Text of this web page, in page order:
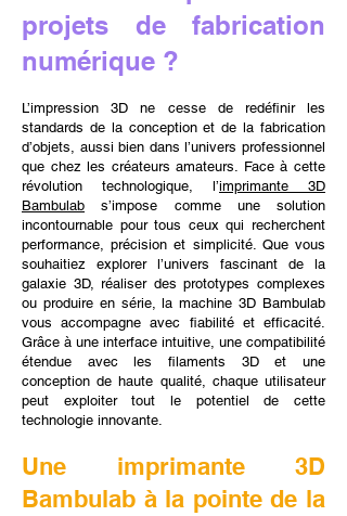
projets de fabrication
numérique ?
L’impression 3D ne cesse de redéfinir les
standards de la conception et de la fabrication
d’objets, aussi bien dans l’univers professionnel
que chez les créateurs amateurs. Face à cette
révolution technologique, l’imprimante 3D
Bambulab s’impose comme une solution
incontournable pour tous ceux qui recherchent
performance, précision et simplicité. Que vous
souhaitiez explorer l’univers fascinant de la
galaxie 3D, réaliser des prototypes complexes
ou produire en série, la machine 3D Bambulab
vous accompagne avec fiabilité et efficacité.
Grâce à une interface intuitive, une compatibilité
étendue avec les filaments 3D et une
conception de haute qualité, chaque utilisateur
peut exploiter tout le potentiel de cette
technologie innovante.
Une imprimante 3D
Bambulab à la pointe de la